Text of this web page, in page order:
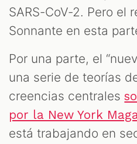
SARS-CoV-2. Pero el
Sonnante en esta
Por una parte, el
una serie de teorías
creencias centrales
por la New York
está trabajando en